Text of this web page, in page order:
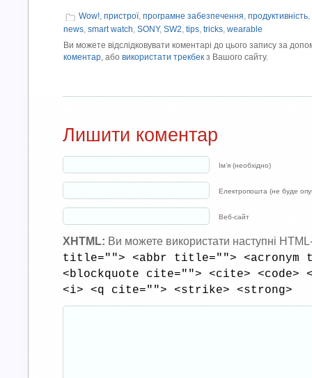
Wow!, пристрої, програмне забезпечення, продуктивність,
news, smart watch, SONY, SW2, tips, tricks, wearable
Ви можете відслідковувати коментарі до цього запису за
коментар , або використати трекбек з Вашого сайту.
Лишити коментар
Ім’я (необхідно)
Електропошта (не буде
Веб-сайт
XHTML: Ви можете використати наступні
title=""> <abbr title=""> <acronym
<blockquote cite=""> <cite> <code>
<i> <q cite=""> <strike> <strong>